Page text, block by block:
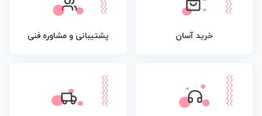
خرید آسان پشتیبانی و مشاوره فنی